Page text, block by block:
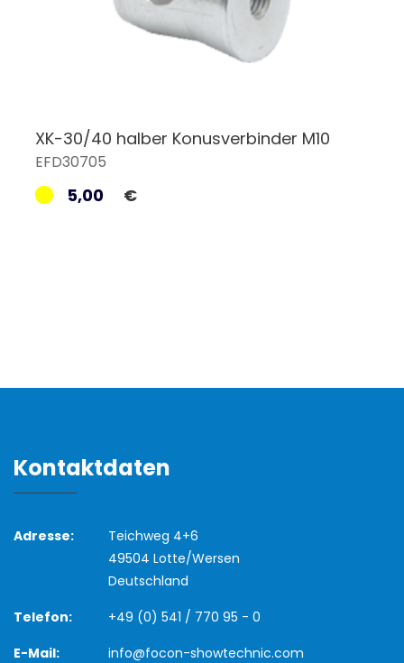
XK-30/40 halber Konusverbinder M10
EFD30705
5,00 €
Kontaktdaten
Adresse:
Teichweg 4+6
49504 Lotte/Wersen
Deutschland
Telefon:
+49 (0) 541 / 770 95 - 0
E-Mail:
info@focon-showtechnic.com